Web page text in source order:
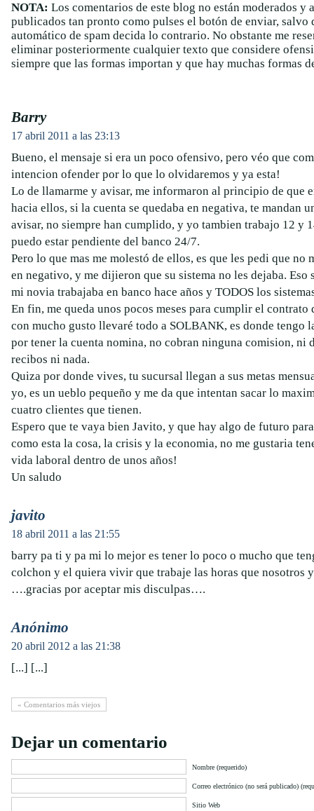
NOTA: Los comentarios de este blog no están moderados y
publicados tan pronto como pulses el botón de enviar,
automático de spam decida lo contrario. No obstante me
eliminar posteriormente cualquier texto que considere
siempre que las formas importan y que hay muchas formas
Barry
17 abril 2011 a las 23:13
Bueno, el mensaje si era un poco ofensivo, pero véo que
intencion ofender por lo que lo olvidaremos y ya esta!
Lo de llamarme y avisar, me informaron al principio de que
hacia ellos, si la cuenta se quedaba en negativa, te mandan
avisar, no siempre han cumplido, y yo tambien trabajo 12 y
puedo estar pendiente del banco 24/7.
Pero lo que mas me molestó de ellos, es que les pedi que no
en negativo, y me dijieron que su sistema no les dejaba. Eso
mi novia trabajaba en banco hace años y TODOS los
En fin, me queda unos pocos meses para cumplir el contrato
con mucho gusto llevaré todo a SOLBANK, es donde tengo
por tener la cuenta nomina, no cobran ninguna comision, ni
recibos ni nada.
Quiza por donde vives, tu sucursal llegan a sus metas
yo, es un ueblo pequeño y me da que intentan sacar lo
cuatro clientes que tienen.
Espero que te vaya bien Javito, y que hay algo de futuro
como esta la cosa, la crisis y la economia, no me gustaria
vida laboral dentro de unos años!
Un saludo
javito
18 abril 2011 a las 21:55
barry pa ti y pa mi lo mejor es tener lo poco o mucho que
colchon y el quiera vivir que trabaje las horas que nosotros
….gracias por aceptar mis disculpas….
Anónimo
20 abril 2012 a las 21:38
[...] [...]
« Comentarios más viejos
Dejar un comentario
Nombre (requerido)
Correo electrónico (no será publicado)
Sitio Web